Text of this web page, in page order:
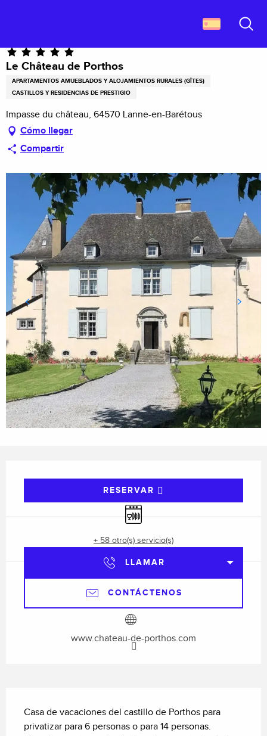
principal
Le Château de Porthos
APARTAMENTOS AMUEBLADOS Y ALOJAMIENTOS RURALES (GÎTES)
CASTILLOS Y RESIDENCIAS DE PRESTIGIO
Impasse du château, 64570 Lanne-en-Barétous
Cómo llegar
Compartir
RESERVAR
Lavavajillas
+ 58 otro(s) servicio(s)
LLAMAR
CONTÁCTENOS
www.chateau-de-porthos.com
Casa de vacaciones del castillo de Porthos para
privatizar para 6 personas o para 14 personas.